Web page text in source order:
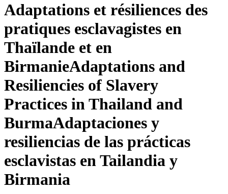
Adaptations et résiliences des
pratiques esclavagistes en
Thaïlande et en
BirmanieAdaptations and
Resiliencies of Slavery
Practices in Thailand and
BurmaAdaptaciones y
resiliencias de las prácticas
esclavistas en Tailandia y
Birmania